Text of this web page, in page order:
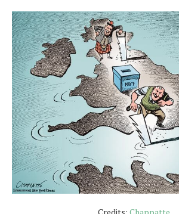
Credits: Chappatte